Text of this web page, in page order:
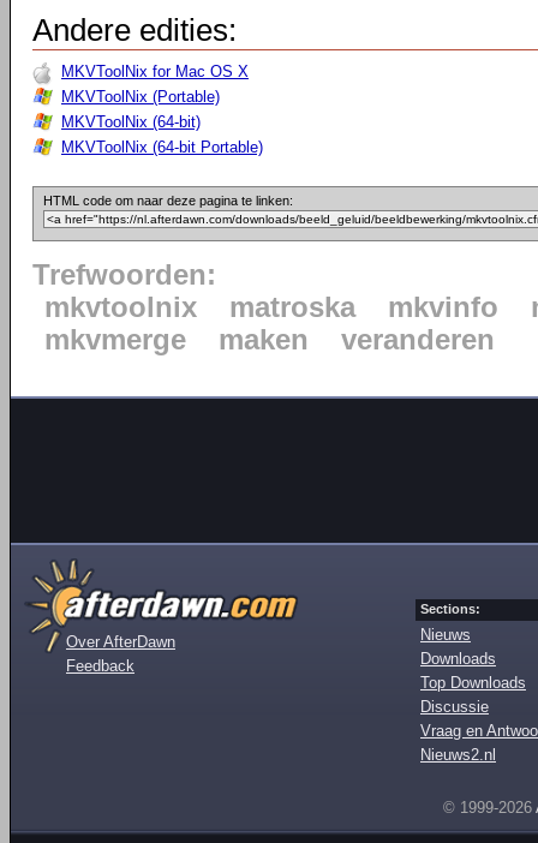
Andere edities:
MKVToolNix for Mac OS X
MKVToolNix (Portable)
MKVToolNix (64-bit)
MKVToolNix (64-bit Portable)
HTML code om naar deze pagina te linken:
Trefwoorden:
mkvtoolnix
matroska mkvinfo
mkvmerge
maken veranderen
Over AfterDawn
Feedback
Sections:
Nieuws
Downloads
Top Downloads
Discussie
Vraag en
Nieuws2.nl
© 1999-2026